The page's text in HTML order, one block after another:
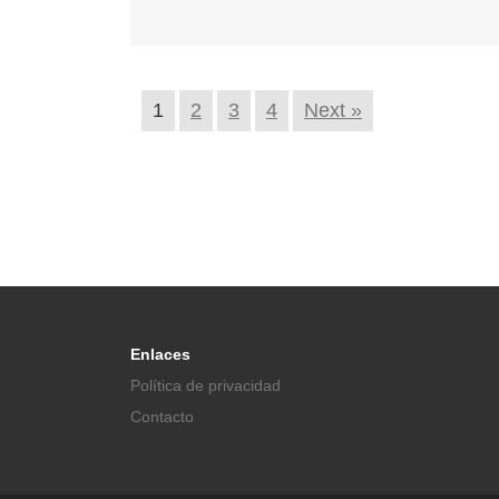
1 2 3 4 Next »
Enlaces
Política de privacidad
Contacto